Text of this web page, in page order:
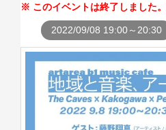
このイベントは終了しました。
2022/09/08 19:00～20:30